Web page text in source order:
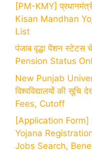
[PM-KMY]
Kisan Mandhan
List
पंजाब वृद्धा पेंशन
Pension Status
New Punjab
विश्वविद्यालयों की
Fees, Cutoff
[Application
Yojana
Jobs Search,